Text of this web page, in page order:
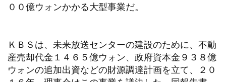
００億ウォンかかる大型事業だ。
ＫＢＳは、未来放送センターの建設のために、不動
産売却代金１４６５億ウォン、政府資本金９３８億
ウォンの追加出資などの財源調達計画を立て、２０